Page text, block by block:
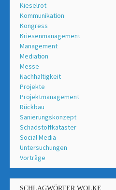
Kieselrot
Kommunikation
Kongress
Kriesenmanagement
Management
Mediation
Messe
Nachhaltigkeit
Projekte
Projektmanagement
Rückbau
Sanierungskonzept
Schadstoffkataster
Social Media
Untersuchungen
Vorträge
SCHLAGWÖRTER WOLKE